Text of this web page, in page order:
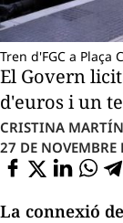
Tren d'FGC a Plaça
El Govern
d'euros i un
CRISTINA
27 DE
La connexió